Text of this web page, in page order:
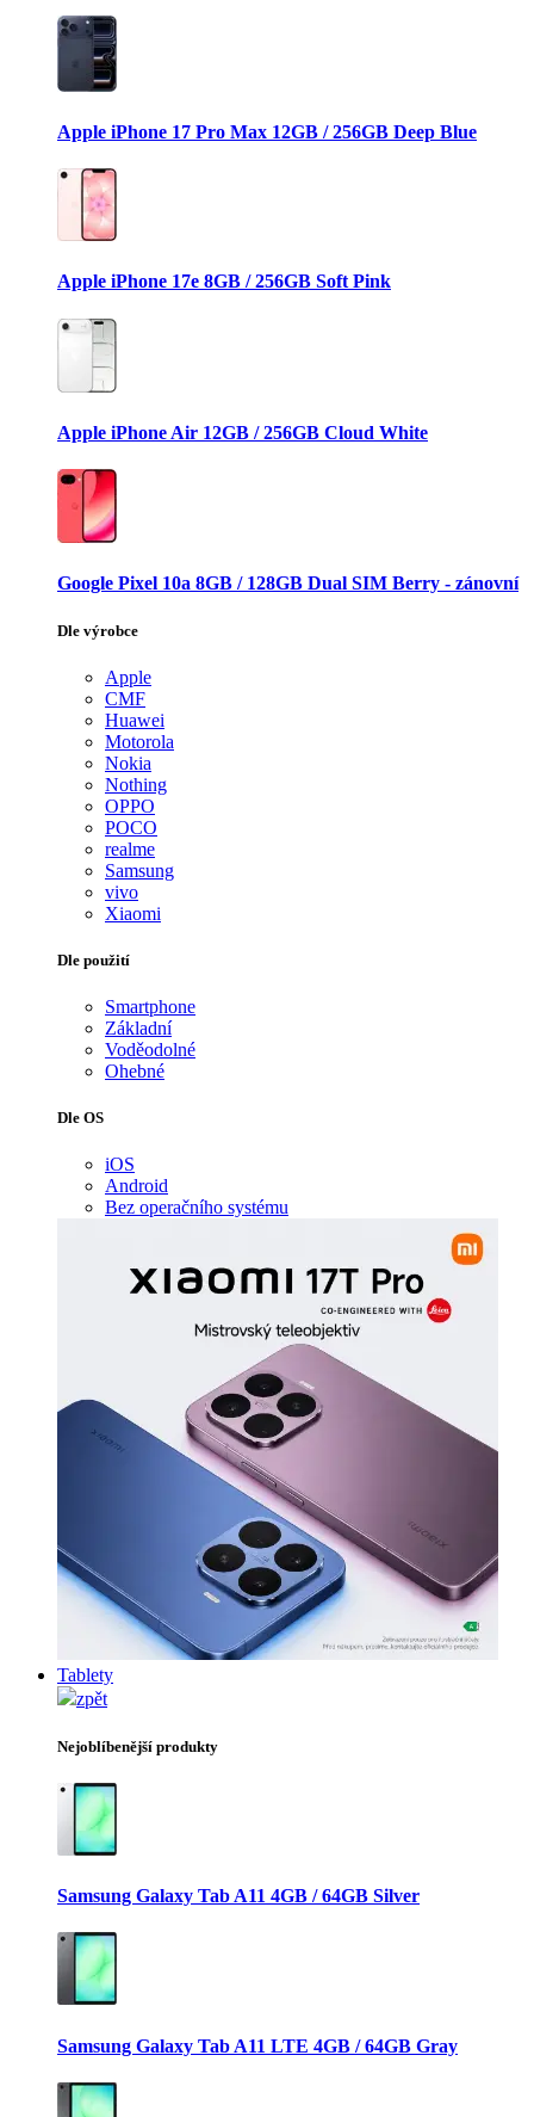
Apple iPhone 17 Pro Max 12GB / 256GB Deep Blue
Apple iPhone 17e 8GB / 256GB Soft Pink
Apple iPhone Air 12GB / 256GB Cloud White
Google Pixel 10a 8GB / 128GB Dual SIM Berry - zánovní
Dle výrobce
Apple
CMF
Huawei
Motorola
Nokia
Nothing
OPPO
POCO
realme
Samsung
vivo
Xiaomi
Dle použití
Smartphone
Základní
Voděodolné
Ohebné
Dle OS
iOS
Android
Bez operačního systému
Tablety
zpět
Nejoblíbenější produkty
Samsung Galaxy Tab A11 4GB / 64GB Silver
Samsung Galaxy Tab A11 LTE 4GB / 64GB Gray